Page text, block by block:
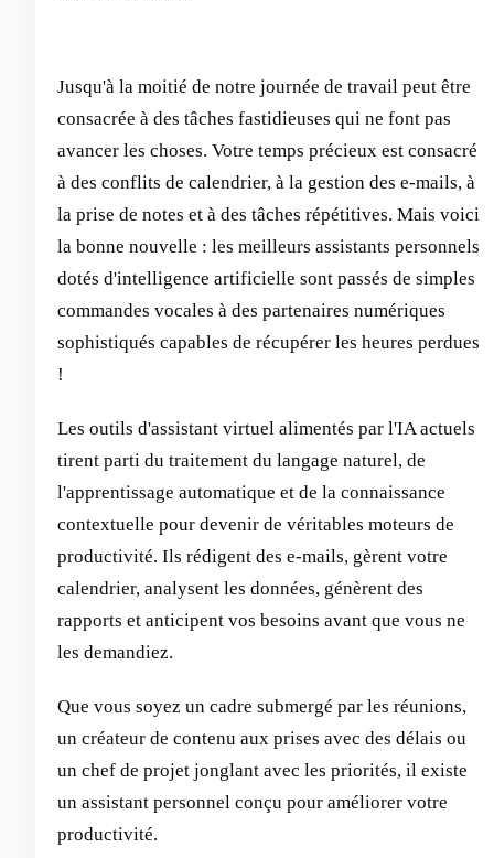
Jusqu'à la moitié de notre journée de travail peut être
consacrée à des tâches fastidieuses qui ne font pas
avancer les choses. Votre temps précieux est consacré
à des conflits de calendrier, à la gestion des e-mails, à
la prise de notes et à des tâches répétitives. Mais voici
la bonne nouvelle : les meilleurs assistants personnels
dotés d'intelligence artificielle sont passés de simples
commandes vocales à des partenaires numériques
sophistiqués capables de récupérer les heures perdues
!
Les outils d'assistant virtuel alimentés par l'IA actuels
tirent parti du traitement du langage naturel, de
l'apprentissage automatique et de la connaissance
contextuelle pour devenir de véritables moteurs de
productivité. Ils rédigent des e-mails, gèrent votre
calendrier, analysent les données, génèrent des
rapports et anticipent vos besoins avant que vous ne
les demandiez.
Que vous soyez un cadre submergé par les réunions,
un créateur de contenu aux prises avec des délais ou
un chef de projet jonglant avec les priorités, il existe
un assistant personnel conçu pour améliorer votre
productivité.